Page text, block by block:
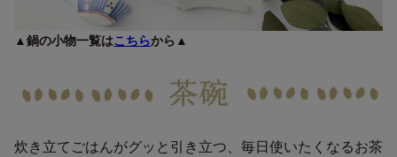
▲鍋の小物一覧はこちらから▲
炊き立てごはんがグッと引き立つ、毎日使いたくなるお茶